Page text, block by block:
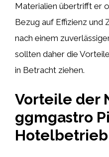
Materialien übertrifft er
Bezug auf Effizienz und
nach einem
sollten daher die
in Betracht ziehen.
Vorteile der
ggmgastro
Hotelbetrieb